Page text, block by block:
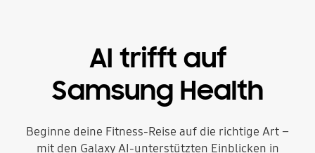
AI trifft auf
Samsung Health
Beginne deine Fitness-Reise auf die richtige Art –
mit den Galaxy AI-unterstützten Einblicken in